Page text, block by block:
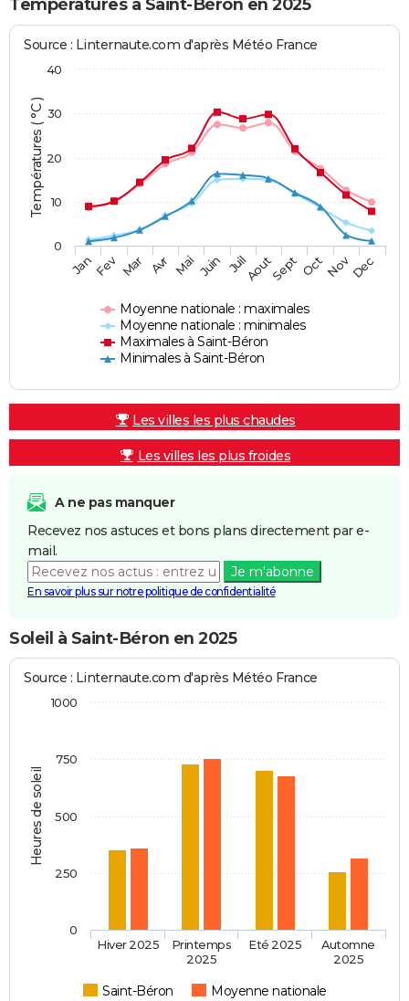
Températures à Saint-Béron en 2025
Températures ( °C )
Source : Linternaute.com d'après Météo France
Moyenne nationale : maximales
Moyenne nationale : minimales
Maximales à Saint-Béron
Minimales à Saint-Béron
JanFev Mar Avr Mai Juin JuilAoutSept OctNovDec
0
10
20
30
40
Les villes les plus chaudes
Les villes les plus froides
A ne pas manquer
Recevez nos astuces et bons plans directement par e-
mail.
Je m'abonne
En savoir plus sur notre politique de confidentialité
Soleil à Saint-Béron en 2025
Heures de soleil
Source : Linternaute.com d'après Météo France
Saint-Béron Moyenne nationale
Hiver 2025
Printemps
2025
Eté 2025
Automne
2025
0
250
500
750
1000